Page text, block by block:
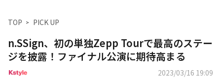
TOP PICK UP
n.SSign、初の単独Zepp Tourで最高のステー
ジを披露！ファイナル公演に期待高まる
2023/03/16 19:09